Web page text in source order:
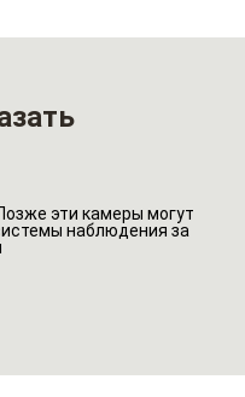
эти камеры могут
наблюдения за